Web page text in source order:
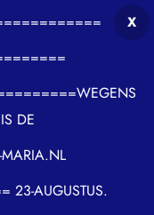
DE
23-AUGUSTUS.
X